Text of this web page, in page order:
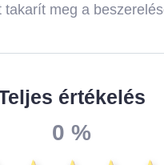
takarít meg a
értékelés
0 %